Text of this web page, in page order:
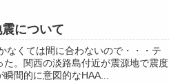
について
なくては間に合わないので・・・テ
。関西の淡路島付近が震源地で震度
間的に意図的なHAA...